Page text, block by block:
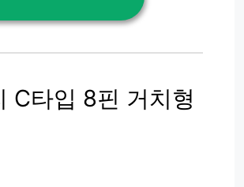
C타입 8핀 거치형